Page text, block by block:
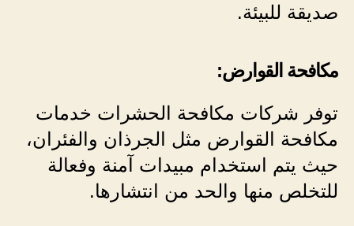
صديقة للبيئة.
مكافحة القوارض:
توفر شركات مكافحة الحشرات خدمات
مكافحة القوارض مثل الجرذان والفئران،
حيث يتم استخدام مبيدات آمنة وفعالة
للتخلص منها والحد من انتشارها.